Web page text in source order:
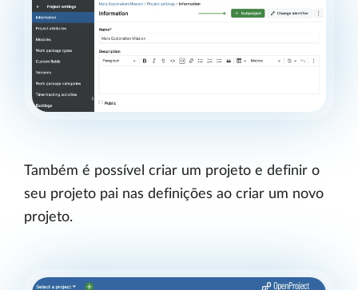
Também é possível criar um projeto e definir o
seu projeto pai nas definições ao criar um novo
projeto.